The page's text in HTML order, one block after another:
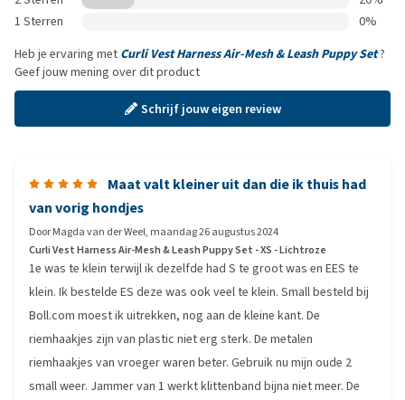
1 Sterren
0%
Heb je ervaring met Curli Vest Harness Air-Mesh & Leash Puppy Set?
Geef jouw mening over dit product
Schrijf jouw eigen review
Maat valt kleiner uit dan die ik thuis had
van vorig hondjes
DoorMagda van der Weel, maandag 26 augustus 2024
Curli Vest Harness Air-Mesh & Leash Puppy Set - XS - Lichtroze
1e was te klein terwijl ik dezelfde had S te groot was en EES te
klein. Ik bestelde ES deze was ook veel te klein. Small besteld bij
Boll.com moest ik uitrekken, nog aan de kleine kant. De
riemhaakjes zijn van plastic niet erg sterk. De metalen
riemhaakjes van vroeger waren beter. Gebruik nu mijn oude 2
small weer. Jammer van 1 werkt klittenband bijna niet meer. De